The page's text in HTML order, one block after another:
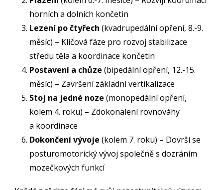
horních a dolních končetin
Lezení po čtyřech (kvadrupedální opření, 8.-9.
měsíc) – Klíčová fáze pro rozvoj stabilizace
středu těla a koordinace končetin
Postavení a chůze (bipedální opření, 12.-15.
měsíc) – Završení základní vertikalizace
Stoj na jedné noze (monopedální opření,
kolem 4. roku) – Zdokonalení rovnováhy
a koordinace
Dokončení vývoje (kolem 7. roku) – Dovrší se
posturomotorický vývoj společně s dozráním
mozečkových funkcí